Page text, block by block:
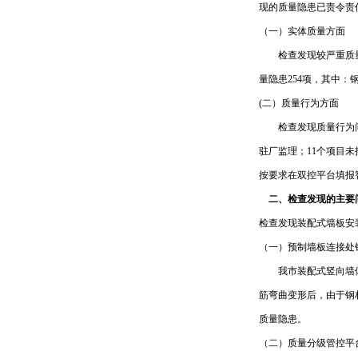
现的质量隐患已责令
（一）实体质量方面
检查发现较严重质量
量隐患254项，其中：
(二）质量行为方面
检查发现质量行为问
驻厂监理；11个项目
按要求在双控平台填
二、检查发现的主要
检查发现装配式墙板
（一）预制墙板连接
我市装配式竖向墙体
筋弯曲变形后，由于
质量隐患。
（二）质量分级管控